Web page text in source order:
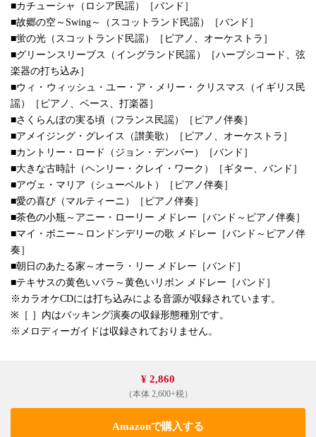
■カチューシャ（ロシア民謡）［バンド］
■故郷の空～Swing～（スコットランド民謡）［バンド］
■蛍の光（スコットランド民謡）［ピアノ、オーケストラ］
■グリーンスリーブス（イングランド民謡）［ハープシコード、弦
楽器の打ち込み］
■ウィ・ウィッシュ・ユー・ア・メリー・クリスマス（イギリス民
謡）［ピアノ、ベース、打楽器］
■さくらんぼの実る頃（フランス民謡）［ピアノ伴奏］
■アメイジング・グレイス（讃美歌）［ピアノ、オーケストラ］
■カントリー・ロード（ジョン・デンバー）［バンド］
■大きな古時計（ヘンリー・クレイ・ワーク）［ギター、バンド］
■アヴェ・マリア（シューベルト）［ピアノ伴奏］
■愛の喜び（マルティーニ）［ピアノ伴奏］
■茶色の小瓶～アニー・ローリー メドレー［バンド～ピアノ伴奏］
■マイ・ボニー～ロンドンデリーの歌 メドレー［バンド～ピアノ伴
奏］
■朝日のあたる家～オーラ・リー メドレー［バンド］
■テキサスの黄色いバラ～黄色いリボン メドレー［バンド］
※カラオケCDには打ち込みによる音源が収録されています。
※［ ］内はバッキング演奏の収録形態種別です。
※メロディーガイドは収録されておりません。
¥ 2,860
（本体 2,600+税）
Amazonで購入する